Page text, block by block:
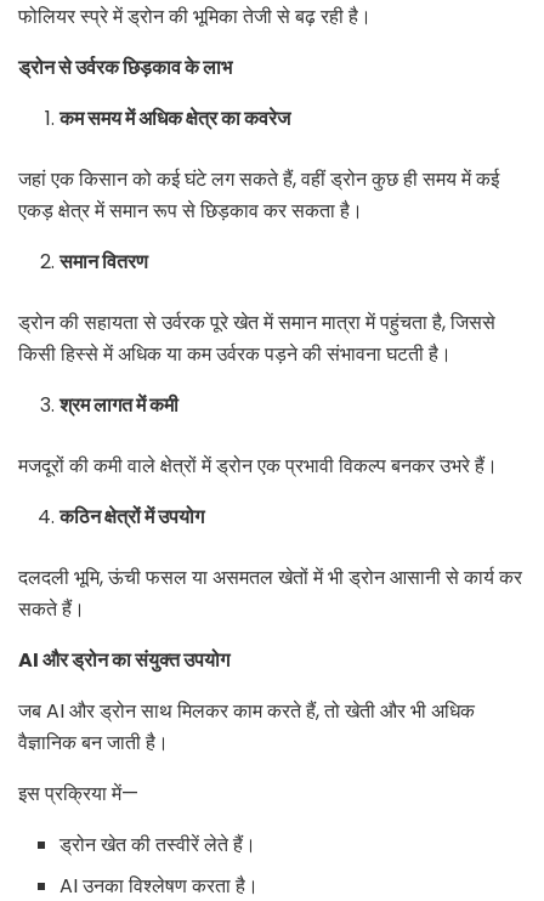
फोलियर स्प्रे में ड्रोन की भूमिका तेजी से बढ़ रही है।
ड्रोन से उर्वरक छिड़काव के लाभ
कम समय में अधिक क्षेत्र का कवरेज
जहां एक किसान को कई घंटे लग सकते हैं, वहीं ड्रोन कुछ ही समय में कई
एकड़ क्षेत्र में समान रूप से छिड़काव कर सकता है।
समान वितरण
ड्रोन की सहायता से उर्वरक पूरे खेत में समान मात्रा में पहुंचता है, जिससे
किसी हिस्से में अधिक या कम उर्वरक पड़ने की संभावना घटती है।
श्रम लागत में कमी
मजदूरों की कमी वाले क्षेत्रों में ड्रोन एक प्रभावी विकल्प बनकर उभरे हैं।
कठिन क्षेत्रों में उपयोग
दलदली भूमि, ऊंची फसल या असमतल खेतों में भी ड्रोन आसानी से कार्य कर
सकते हैं।
AIऔर ड्रोन का संयुक्त उपयोग
जब AI और ड्रोन साथ मिलकर काम करते हैं, तो खेती और भी अधिक
वैज्ञानिक बन जाती है।
इस प्रक्रिया में—
ड्रोन खेत की तस्वीरें लेते हैं।
AI उनका विश्लेषण करता है।